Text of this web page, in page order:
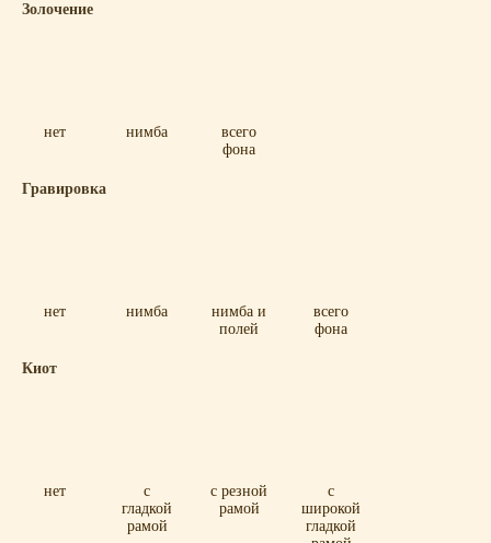
Золочение
нет нимба
всего
фона
Гравировка
нет нимба
нимба и
полей
всего
фона
Киот
нет
с
гладкой
рамой
с резной
рамой
с
широкой
гладкой